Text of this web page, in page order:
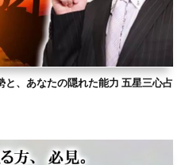
、あなたの隠れた能力 五星三心占